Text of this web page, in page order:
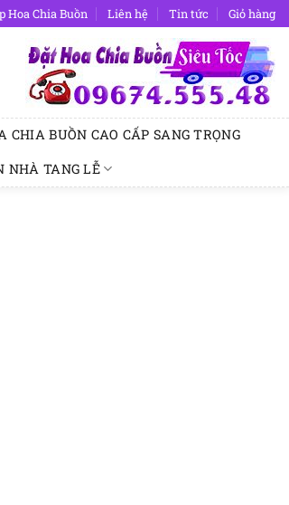
Hoa Chia Buồn Liên hệ Tin tức Giỏ hàng
CHIA BUỒN CAO CẤP SANG TRỌNG
NHÀ TANG LỄ